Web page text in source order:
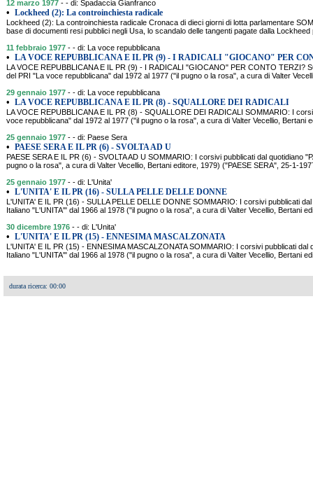
12 marzo 1977 - - di: Spadaccia Gianfranco
• Lockheed (2): La controinchiesta radicale
Lockheed (2): La controinchiesta radicale Cronaca di dieci giorni di lotta parlamentare
base di documenti resi pubblici negli Usa, lo scandalo delle tangenti pagate dalla
11 febbraio 1977 - - di: La voce repubblicana
• LA VOCE REPUBBLICANA E IL PR (9) - I RADICALI "GIOCANO" PER
LA VOCE REPUBBLICANA E IL PR (9) - I RADICALI "GIOCANO" PER CONTO TERZI?
del PRI "La voce repubblicana" dal 1972 al 1977 ("il pugno o la rosa", a cura di Valter
29 gennaio 1977 - - di: La voce repubblicana
• LA VOCE REPUBBLICANA E IL PR (8) - SQUALLORE DEI RADICALI
LA VOCE REPUBBLICANA E IL PR (8) - SQUALLORE DEI RADICALI SOMMARIO: I
voce repubblicana" dal 1972 al 1977 ("il pugno o la rosa", a cura di Valter Vecellio, Bertani
25 gennaio 1977 - - di: Paese Sera
• PAESE SERA E IL PR (6) - SVOLTA AD U
PAESE SERA E IL PR (6) - SVOLTA AD U SOMMARIO: I corsivi pubblicati dal quotidiano
pugno o la rosa", a cura di Valter Vecellio, Bertani editore, 1979) ("PAESE SERA", 25-1-
25 gennaio 1977 - - di: L'Unita'
• L'UNITA' E IL PR (16) - SULLA PELLE DELLE DONNE
L'UNITA' E IL PR (16) - SULLA PELLE DELLE DONNE SOMMARIO: I corsivi pubblicati
Italiano "L'UNITA'" dal 1966 al 1978 ("il pugno o la rosa", a cura di Valter Vecellio, Bertani
30 dicembre 1976 - - di: L'Unita'
• L'UNITA' E IL PR (15) - ENNESIMA MASCALZONATA
L'UNITA' E IL PR (15) - ENNESIMA MASCALZONATA SOMMARIO: I corsivi pubblicati dal
Italiano "L'UNITA'" dal 1966 al 1978 ("il pugno o la rosa", a cura di Valter Vecellio, Bertani
durata ricerca: 00:00